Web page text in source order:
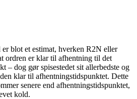
blot et estimat, hverken R2N eller
ordren er klar til afhentning til det
– dog gør spisestedet sit allerbedste og
klar til afhentningstidspunktet. Dette
senere end afhentningstidspunktet,
kold.